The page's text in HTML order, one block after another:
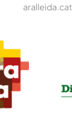
aralleida.cat